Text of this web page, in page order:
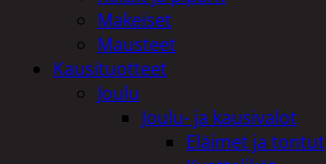
Makeiset
Mausteet
Kausituotteet
Joulu
Joulu- ja kausivalot
Eläimet ja tontut